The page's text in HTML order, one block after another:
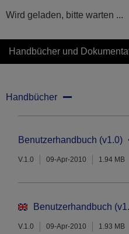
Wird geladen, bitte warten ...
Handbücher und
Handbücher
Benutzerhandbuch (v1.0)
V.1.0 09-Apr-2010 1.94 MB
Benutzerhandbuch
V.1.0 09-Apr-2010 1.93 MB